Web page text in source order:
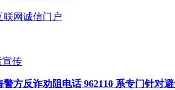
联网诚信门户
宣传
方反诈劝阻电话 962110 系专门针对